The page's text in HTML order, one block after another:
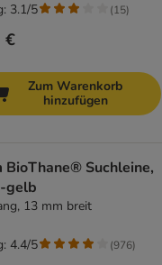
€
3.1/5 (15)
Zum Warenkorb
hinzufügen
BioThane® Suchleine,
gelb
13 mm breit
4.4/5 (976)